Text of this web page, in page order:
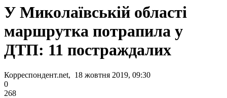
У Миколаївській області
маршрутка потрапила у
ДТП: 11 постраждалих
Корреспондент.net, 18 жовтня 2019, 09:30
0
268